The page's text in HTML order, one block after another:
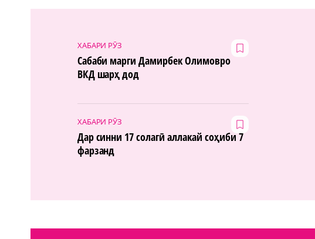
ХАБАРИ РӮЗ
Сабаби марги Дамирбек Олимовро
ВКД шарҳ дод
ХАБАРИ РӮЗ
Дар синни 17 солагӣ аллакай соҳиби 7
фарзанд